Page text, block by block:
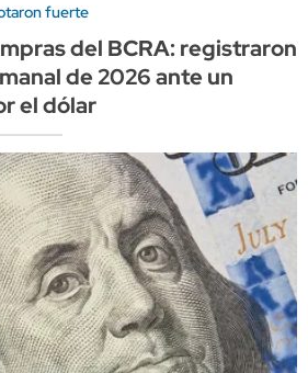
fuerte
del BCRA: registraron
de 2026 ante un
el dólar